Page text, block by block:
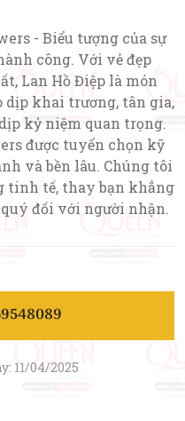
- Biểu tượng của sự
công. Với vẻ đẹp
Lan Hồ Điệp là món
dịp khai trương, tân gia,
kỷ niệm quan trọng.
được tuyển chọn kỹ
và bền lâu. Chúng tôi
tinh tế, thay bạn khẳng
đối với người nhận.
11/04/2025